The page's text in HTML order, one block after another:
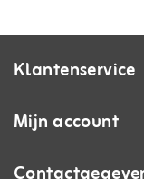
Klantenservice
Mijn account